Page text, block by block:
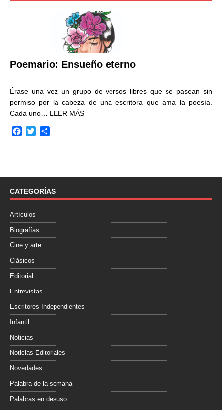
Poemario: Ensueño eterno
Érase una vez un grupo de versos libres que se pasean sin
permiso por la cabeza de una escritora que ama la poesía.
Cada uno… LEER MÁS
o
k
r
t
i
CATEGORÍAS
Artículos
Biografías
Cine y arte
Clásicos
Editorial
Entrevistas
Escritores Independientes
Infantil
Noticias
Noticias Editoriales
Novedades
Palabra de la semana
Palabras en desuso